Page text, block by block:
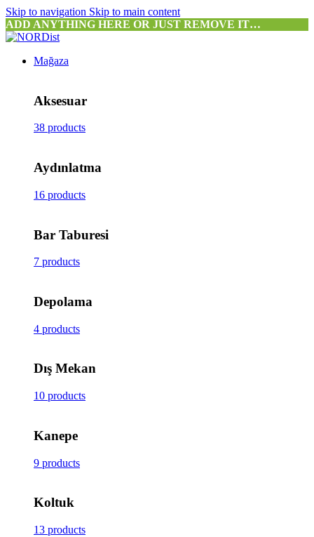
Skip to navigation Skip to main content
ADD ANYTHING HERE OR JUST REMOVE IT…
Mağaza
Aksesuar
38 products
Aydınlatma
16 products
Bar Taburesi
7 products
Depolama
4 products
Dış Mekan
10 products
Kanepe
9 products
Koltuk
13 products